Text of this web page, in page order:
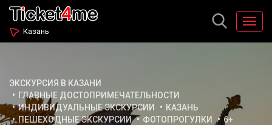
Казань
ЭКСКУРСИЯ В КАЗАНИ
ГЛАВНЫЕ ДОСТОПРИМЕЧАТЕЛЬНОСТИ
ИНДИВИДУАЛЬНЫЕ ЭКСКУРСИИ
КАЗАНЬ
ПЕШЕХОДНЫЕ ЭКСКУРСИИ
ФОТОПРОГУЛКИ 6+